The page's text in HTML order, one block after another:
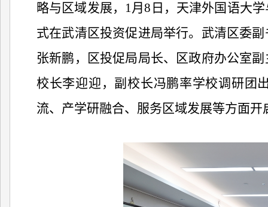
略与区域发展，1月8日，天津外国语大
式在武清区投资促进局举行。武清区委
张新鹏，区投促局局长、区政府办公室
校长李迎迎，副校长冯鹏率学校调研团
流、产学研融合、服务区域发展等方面